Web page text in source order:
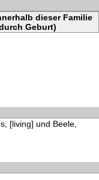
dieser Familie
Geburt)
[living] und Beele,